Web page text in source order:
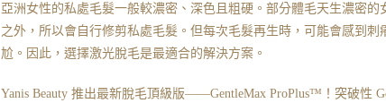
亞洲女性的私處毛髮一般較濃密、深色且粗硬。部分體毛天生濃密
之外，所以會自行修剪私處毛髮。但每次毛髮再生時，可能會感到
尬。因此，選擇激光脫毛是最適合的解決方案。
Yanis Beauty 推出最新脫毛頂級版——GentleMax ProPlus™️！突破性